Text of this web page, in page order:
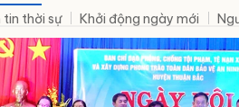
tin thời sự Khởi động ngày mới